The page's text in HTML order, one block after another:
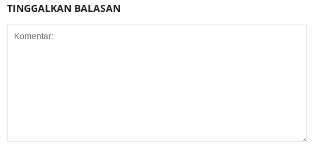
TINGGALKAN BALASAN